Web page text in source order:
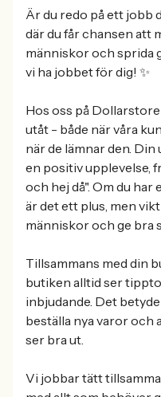
Är du redo på ett jobb
där du får chansen att
människor och sprida
vi ha jobbet för dig! ✨
Hos oss på
utåt - både när våra
när de lämnar den.
en positiv upplevelse,
och hej då". Om du
är det ett plus, men
människor och ge bra
Tillsammans med din
butiken alltid ser
inbjudande. Det
beställa nya varor och
ser bra ut.
Vi jobbar tätt